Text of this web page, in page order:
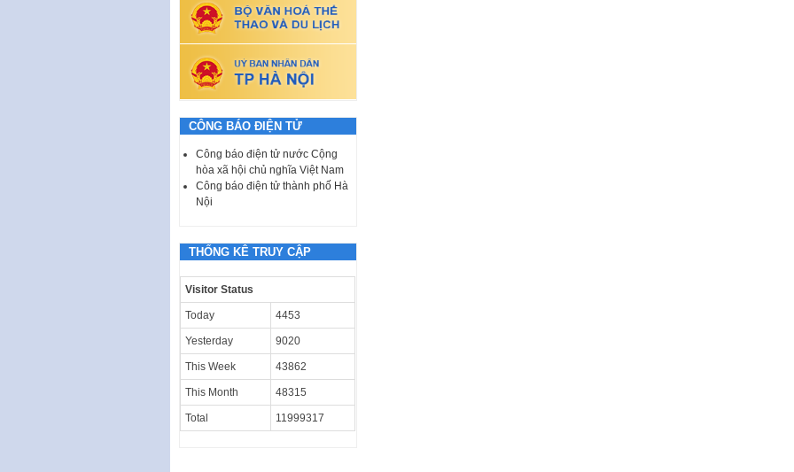
CÔNG BÁO ĐIỆN TỬ
Công báo điện tử nước Cộng
hòa xã hội chủ nghĩa Việt Nam
Công báo điện tử thành phố Hà
Nội
THỐNG KÊ TRUY CẬP
Visitor Status
Today 4453
Yesterday 9020
This Week 43862
This Month 48315
Total 11999317